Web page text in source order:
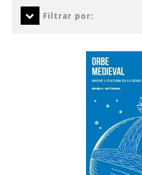
Filtrar por: